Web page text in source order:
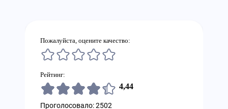
Пожалуйста, оцените качество:
Рейтинг:
4,44
Проголосовало: 2502